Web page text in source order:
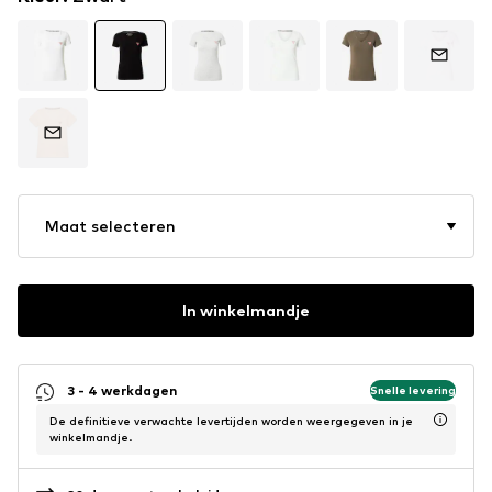
Maat selecteren
In winkelmandje
3 - 4 werkdagen Snelle levering
De definitieve verwachte levertijden worden weergegeven in je
winkelmandje.